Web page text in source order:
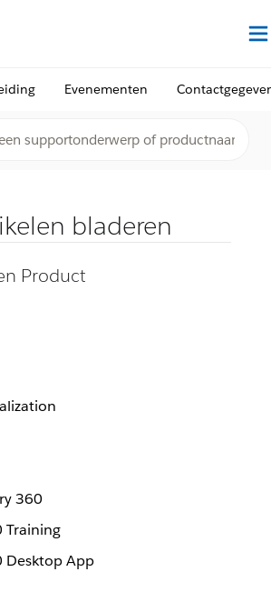
Evenementen
bladeren
Product
360
Training
Desktop App